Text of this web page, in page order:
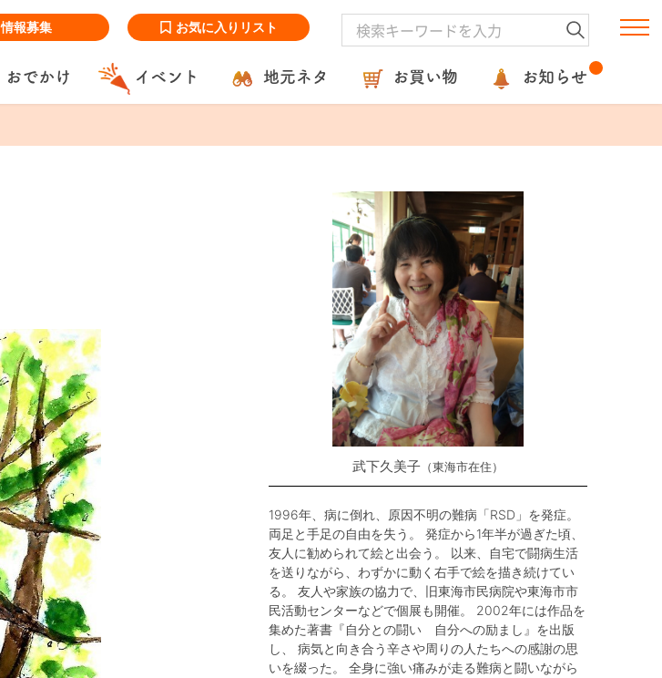
情報募集 お気に入りリスト
おでかけ イベント 地元ネタ お買い物 お知らせ
武下久美子 東海市在住
1996年、病に倒れ、原因不明の難病「RSD」を発症。
両足と手足の自由を失う。 発症から1年半が過ぎた頃、
友人に勧められて絵と出会う。 以来、自宅で闘病生活
を送りながら、わずかに動く右手で絵を描き続けてい
る。 友人や家族の協力で、旧東海市民病院や東海市市
民活動センターなどで個展も開催。 2002年には作品を
集めた著書『自分との闘い 自分への励まし』を出版
し、 病気と向き合う辛さや周りの人たちへの感謝の思
いを綴った。 全身に強い痛みが走る難病と闘いながら